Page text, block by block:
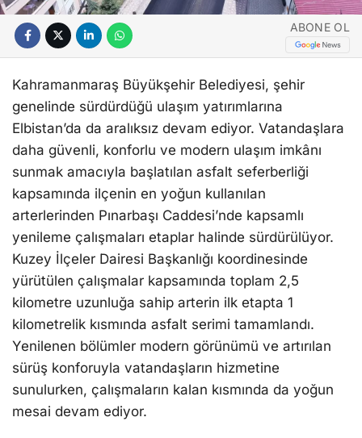
ABONE OL
Kahramanmaraş Büyükşehir Belediyesi, şehir
genelinde sürdürdüğü ulaşım yatırımlarına
Elbistan’da da aralıksız devam ediyor. Vatandaşlara
daha güvenli, konforlu ve modern ulaşım imkânı
sunmak amacıyla başlatılan asfalt seferberliği
kapsamında ilçenin en yoğun kullanılan
arterlerinden Pınarbaşı Caddesi’nde kapsamlı
yenileme çalışmaları etaplar halinde sürdürülüyor.
Kuzey İlçeler Dairesi Başkanlığı koordinesinde
yürütülen çalışmalar kapsamında toplam 2,5
kilometre uzunluğa sahip arterin ilk etapta 1
kilometrelik kısmında asfalt serimi tamamlandı.
Yenilenen bölümler modern görünümü ve artırılan
sürüş konforuyla vatandaşların hizmetine
sunulurken, çalışmaların kalan kısmında da yoğun
mesai devam ediyor.